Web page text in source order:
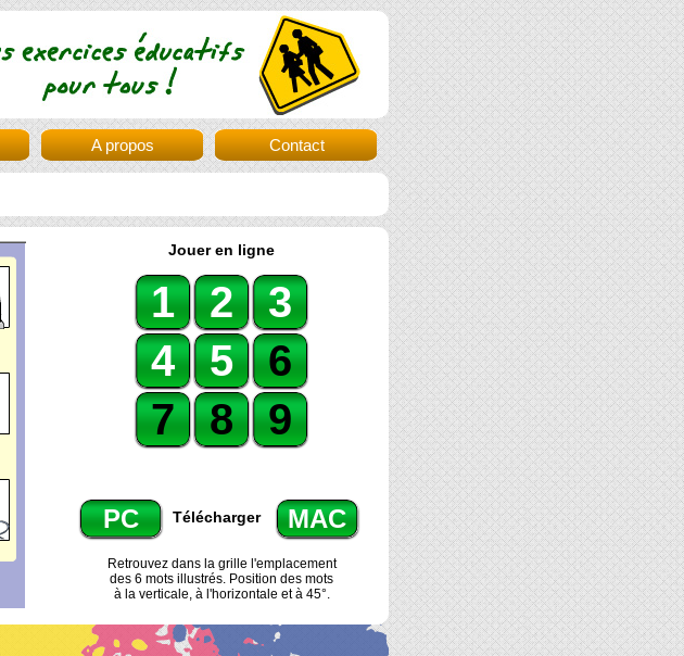
A propos Contact
Jouer en ligne
1 2
3
4
5
6
7
8 9
PC Télécharger MAC
Retrouvez dans la grille l'emplacement
des 6 mots illustrés. Position des mots
à la verticale, à l'horizontale et à 45°.